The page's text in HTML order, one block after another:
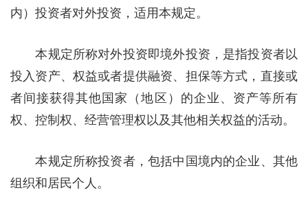
内）投资者对外投资，适用本规定。
本规定所称对外投资即境外投资，是指投资者以
投入资产、权益或者提供融资、担保等方式，直接或
者间接获得其他国家（地区）的企业、资产等所有
权、控制权、经营管理权以及其他相关权益的活动。
本规定所称投资者，包括中国境内的企业、其他
组织和居民个人。